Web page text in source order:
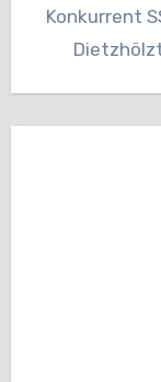
Konkurrent